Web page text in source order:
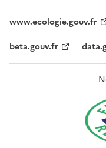
www.ecologie.gouv.fr
beta.gouv.fr